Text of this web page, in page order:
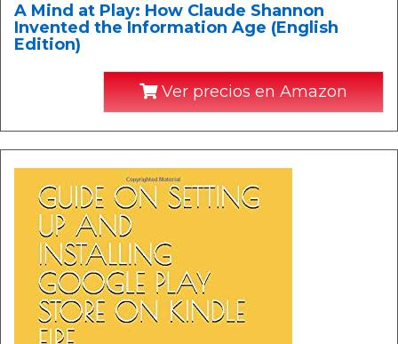
A Mind at Play: How Claude Shannon
Invented the Information Age (English
Edition)
Ver precios en Amazon